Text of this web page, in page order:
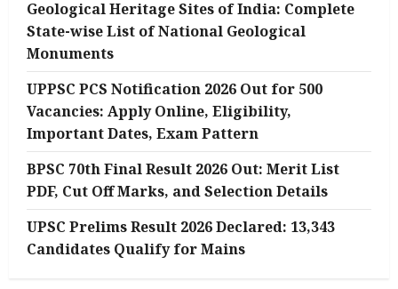
Geological Heritage Sites of India: Complete
State-wise List of National Geological
Monuments
UPPSC PCS Notification 2026 Out for 500
Vacancies: Apply Online, Eligibility,
Important Dates, Exam Pattern
BPSC 70th Final Result 2026 Out: Merit List
PDF, Cut Off Marks, and Selection Details
UPSC Prelims Result 2026 Declared: 13,343
Candidates Qualify for Mains